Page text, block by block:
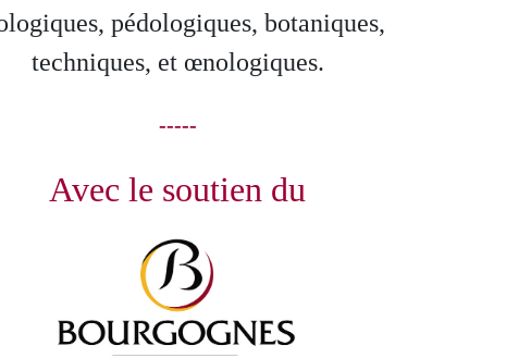
pédologiques, botaniques,
techniques, et œnologiques.
-----
Avec le soutien du